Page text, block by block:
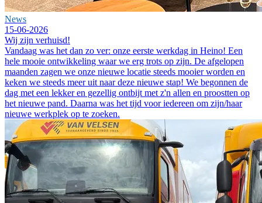
News
15-06-2026
Wij zijn verhuisd!
Vandaag was het dan zo ver: onze eerste werkdag in Heino! Een
hele mooie ontwikkeling waar we erg trots op zijn. De afgelopen
maanden zagen we onze nieuwe locatie steeds mooier worden en
keken we steeds meer uit naar deze nieuwe stap! We begonnen de
dag met een lekker en gezellig ontbijt met z'n allen en proostten op
het nieuwe pand. Daarna was het tijd voor iedereen om zijn/haar
nieuwe werkplek op te zoeken.